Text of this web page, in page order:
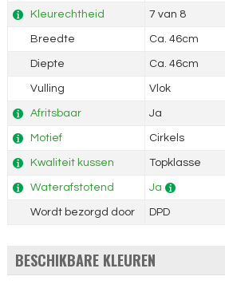
Kleurechtheid 7 van 8
Breedte Ca. 46cm
Diepte Ca. 46cm
Vulling Vlok
Afritsbaar Ja
Motief Cirkels
Kwaliteit kussen Topklasse
Waterafstotend Ja
Wordt bezorgd door DPD
BESCHIKBARE KLEUREN